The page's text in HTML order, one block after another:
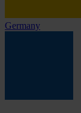
Germany